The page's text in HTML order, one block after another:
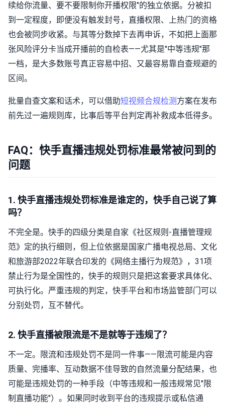
续给你流量、要不要限制你开播权限"的独立依据。分被扣
到一定程度，即便没有触发封号，直播权限、上热门的资格
也会被同步收紧。与其等分数掉下去再申诉，不如把上面那
张风险评分卡当成开播前的自检表——尤其是"中等违规"那
一档，是大多数账号真正容易中招、又最容易靠自查规避的
区间。
批量自查文案和话术，可以借助短视频合规检测 方案在发布
前先过一遍规则库，比事后等平台判定再补救成本低得多。
FAQ：快手直播违规处罚标准最常被问到的
问题
1. 快手直播违规处罚标准是谁定的，快手自己说了算
吗？
不完全是。快手的四级分类是自家《社区规则-直播管理规
范》定的执行细则，但上位依据是国家广播电视总局、文化
和旅游部2022年联合印发的《网络主播行为规范》，31项
禁止行为是全国性的，快手的规则只是把这套要求具体化、
可执行化。严重违规的判定，快手平台和市场监管部门可以
分别处罚，互不替代。
2. 快手直播被限流是不是就等于违规了？
不一定。限流和违规处罚不是同一件事——限流可能是内容
质量、完播率、互动数据不佳导致的自然流量分配结果，也
可能是违规处罚的一种手段（中等违规和一般违规常见"限
制直播功能"）。如果同时收到平台的违规提示或私信通